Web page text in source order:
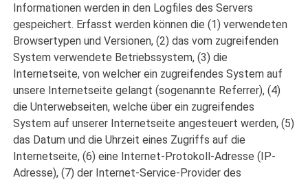
Informationen werden in den Logfiles des Servers
gespeichert. Erfasst werden können die (1) verwendeten
Browsertypen und Versionen, (2) das vom zugreifenden
System verwendete Betriebssystem, (3) die
Internetseite, von welcher ein zugreifendes System auf
unsere Internetseite gelangt (sogenannte Referrer), (4)
die Unterwebseiten, welche über ein zugreifendes
System auf unserer Internetseite angesteuert werden, (5)
das Datum und die Uhrzeit eines Zugriffs auf die
Internetseite, (6) eine Internet-Protokoll-Adresse (IP-
Adresse), (7) der Internet-Service-Provider des